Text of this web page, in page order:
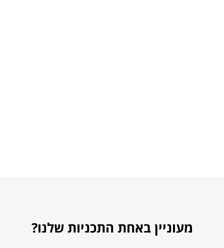
מעוניין באחת התכניות שלנו?